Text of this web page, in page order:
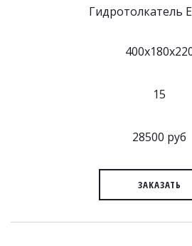
Гидротолкатель
15
28500 руб
ЗАКАЗАТЬ